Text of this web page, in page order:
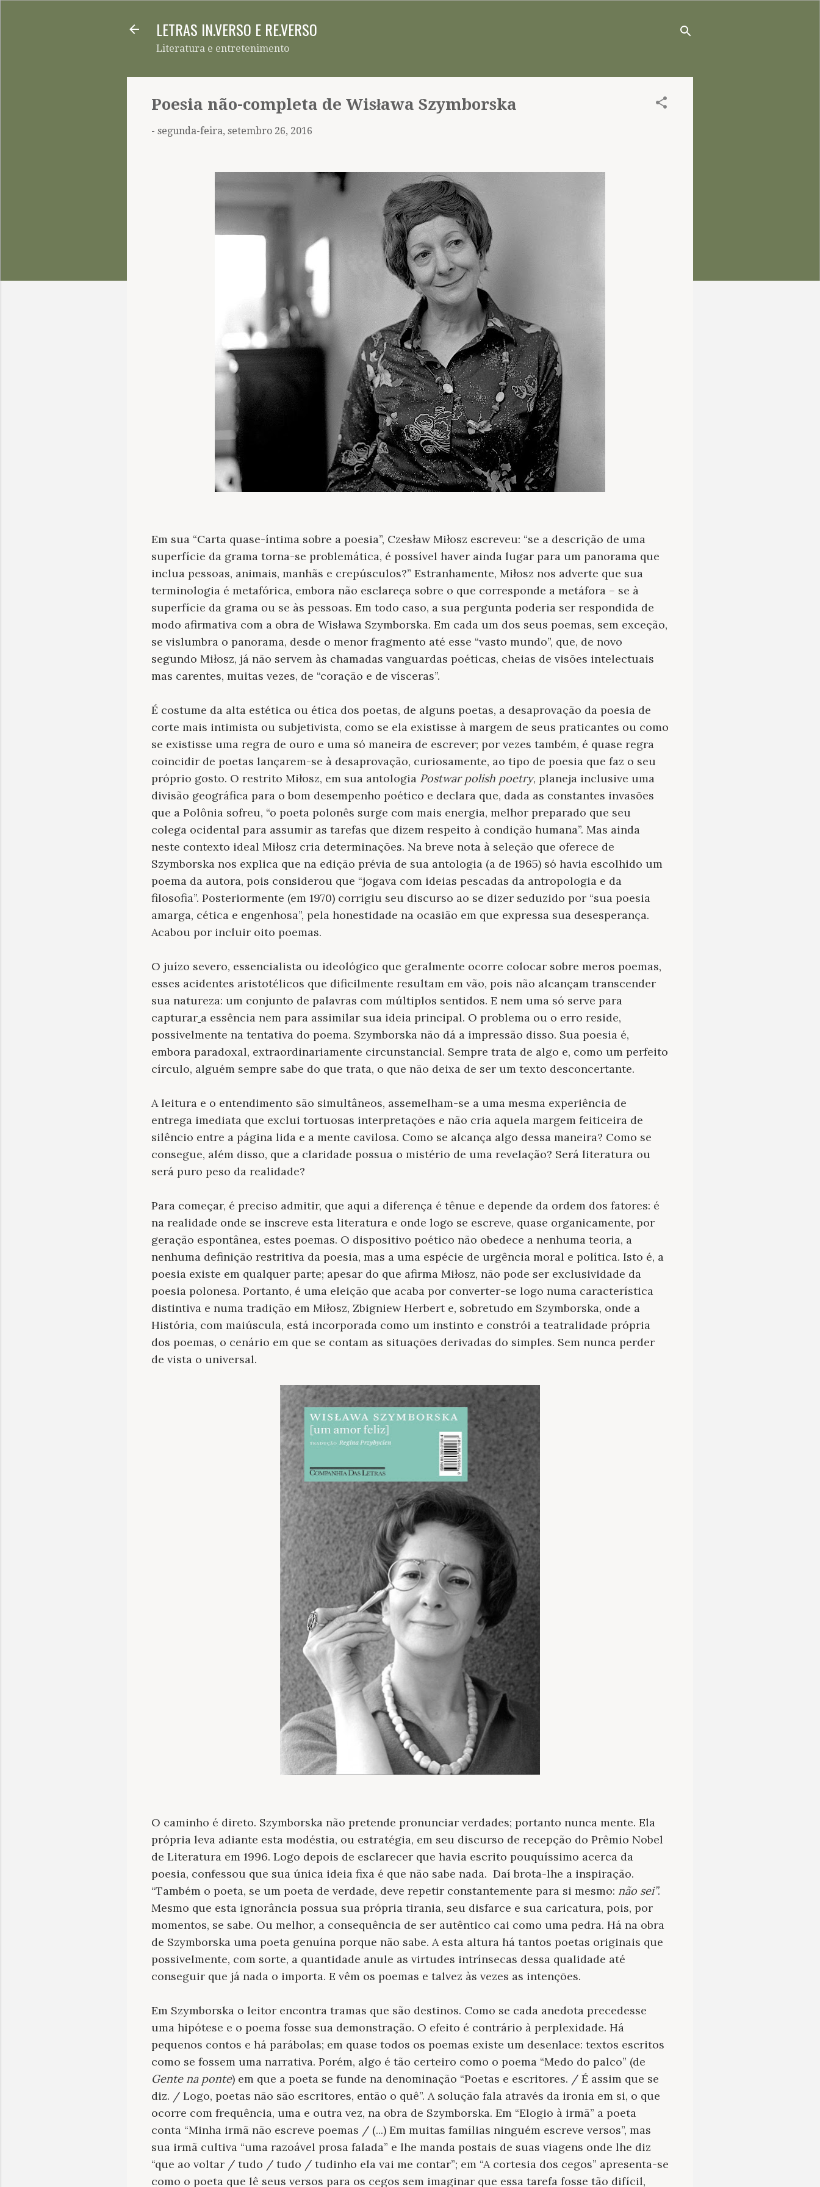
LETRAS IN.VERSO E RE.VERSO
Literatura e entretenimento
Poesia não-completa de Wisława Szymborska
- segunda-feira, setembro 26, 2016
Em sua “Carta quase-íntima sobre a poesia”, Czesław Miłosz escreveu: “se a descrição de uma
superfície da grama torna-se problemática, é possível haver ainda lugar para um panorama que
inclua pessoas, animais, manhãs e crepúsculos?” Estranhamente, Miłosz nos adverte que sua
terminologia é metafórica, embora não esclareça sobre o que corresponde a metáfora – se à
superfície da grama ou se às pessoas. Em todo caso, a sua pergunta poderia ser respondida de
modo afirmativa com a obra de Wisława Szymborska. Em cada um dos seus poemas, sem exceção,
se vislumbra o panorama, desde o menor fragmento até esse “vasto mundo”, que, de novo
segundo Miłosz, já não servem às chamadas vanguardas poéticas, cheias de visões intelectuais
mas carentes, muitas vezes, de “coração e de vísceras”.
É costume da alta estética ou ética dos poetas, de alguns poetas, a desaprovação da poesia de
corte mais intimista ou subjetivista, como se ela existisse à margem de seus praticantes ou como
se existisse uma regra de ouro e uma só maneira de escrever; por vezes também, é quase regra
coincidir de poetas lançarem-se à desaprovação, curiosamente, ao tipo de poesia que faz o seu
próprio gosto. O restrito Miłosz, em sua antologia Postwar polish poetry, planeja inclusive uma
divisão geográfica para o bom desempenho poético e declara que, dada as constantes invasões
que a Polônia sofreu, “o poeta polonês surge com mais energia, melhor preparado que seu
colega ocidental para assumir as tarefas que dizem respeito à condição humana”. Mas ainda
neste contexto ideal Miłosz cria determinações. Na breve nota à seleção que oferece de
Szymborska nos explica que na edição prévia de sua antologia (a de 1965) só havia escolhido um
poema da autora, pois considerou que “jogava com ideias pescadas da antropologia e da
filosofia”. Posteriormente (em 1970) corrigiu seu discurso ao se dizer seduzido por “sua poesia
amarga, cética e engenhosa”, pela honestidade na ocasião em que expressa sua desesperança.
Acabou por incluir oito poemas.
O juízo severo, essencialista ou ideológico que geralmente ocorre colocar sobre meros poemas,
esses acidentes aristotélicos que dificilmente resultam em vão, pois não alcançam transcender
sua natureza: um conjunto de palavras com múltiplos sentidos. E nem uma só serve para
capturar a essência nem para assimilar sua ideia principal. O problema ou o erro reside,
possivelmente na tentativa do poema. Szymborska não dá a impressão disso. Sua poesia é,
embora paradoxal, extraordinariamente circunstancial. Sempre trata de algo e, como um perfeito
círculo, alguém sempre sabe do que trata, o que não deixa de ser um texto desconcertante.
A leitura e o entendimento são simultâneos, assemelham-se a uma mesma experiência de
entrega imediata que exclui tortuosas interpretações e não cria aquela margem feiticeira de
silêncio entre a página lida e a mente cavilosa. Como se alcança algo dessa maneira? Como se
consegue, além disso, que a claridade possua o mistério de uma revelação? Será literatura ou
será puro peso da realidade?
Para começar, é preciso admitir, que aqui a diferença é tênue e depende da ordem dos fatores: é
na realidade onde se inscreve esta literatura e onde logo se escreve, quase organicamente, por
geração espontânea, estes poemas. O dispositivo poético não obedece a nenhuma teoria, a
nenhuma definição restritiva da poesia, mas a uma espécie de urgência moral e política. Isto é, a
poesia existe em qualquer parte; apesar do que afirma Miłosz, não pode ser exclusividade da
poesia polonesa. Portanto, é uma eleição que acaba por converter-se logo numa característica
distintiva e numa tradição em Miłosz, Zbigniew Herbert e, sobretudo em Szymborska, onde a
História, com maiúscula, está incorporada como um instinto e constrói a teatralidade própria
dos poemas, o cenário em que se contam as situações derivadas do simples. Sem nunca perder
de vista o universal.
O caminho é direto. Szymborska não pretende pronunciar verdades; portanto nunca mente. Ela
própria leva adiante esta modéstia, ou estratégia, em seu discurso de recepção do Prêmio Nobel
de Literatura em 1996. Logo depois de esclarecer que havia escrito pouquíssimo acerca da
poesia, confessou que sua única ideia fixa é que não sabe nada. Daí brota-lhe a inspiração.
“Também o poeta, se um poeta de verdade, deve repetir constantemente para si mesmo: não sei”.
Mesmo que esta ignorância possua sua própria tirania, seu disfarce e sua caricatura, pois, por
momentos, se sabe. Ou melhor, a consequência de ser autêntico cai como uma pedra. Há na obra
de Szymborska uma poeta genuína porque não sabe. A esta altura há tantos poetas originais que
possivelmente, com sorte, a quantidade anule as virtudes intrínsecas dessa qualidade até
conseguir que já nada o importa. E vêm os poemas e talvez às vezes as intenções.
Em Szymborska o leitor encontra tramas que são destinos. Como se cada anedota precedesse
uma hipótese e o poema fosse sua demonstração. O efeito é contrário à perplexidade. Há
pequenos contos e há parábolas; em quase todos os poemas existe um desenlace: textos escritos
como se fossem uma narrativa. Porém, algo é tão certeiro como o poema “Medo do palco” (de
Gente na ponte) em que a poeta se funde na denominação “Poetas e escritores. / É assim que se
diz. / Logo, poetas não são escritores, então o quê”. A solução fala através da ironia em si, o que
ocorre com frequência, uma e outra vez, na obra de Szymborska. Em “Elogio à irmã” a poeta
conta “Minha irmã não escreve poemas / (...) Em muitas famílias ninguém escreve versos”, mas
sua irmã cultiva “uma razoável prosa falada” e lhe manda postais de suas viagens onde lhe diz
“que ao voltar / tudo / tudo / tudinho ela vai me contar”; em “A cortesia dos cegos” apresenta-se
como o poeta que lê seus versos para os cegos sem imaginar que essa tarefa fosse tão difícil,